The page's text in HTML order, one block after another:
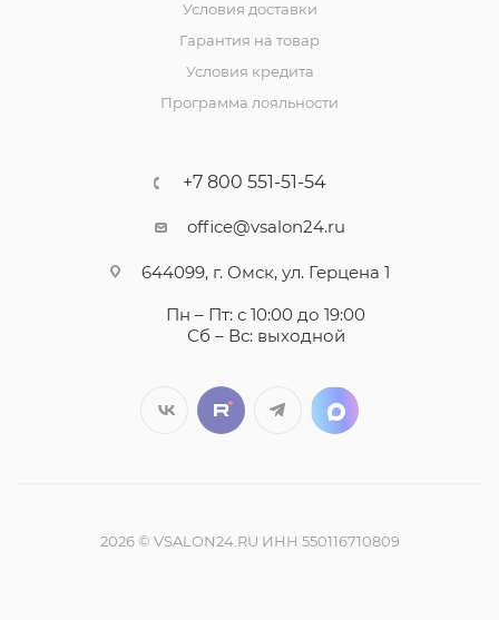
Условия доставки
Гарантия на товар
Условия кредита
Программа лояльности
+7 800 551-51-54
office@vsalon24.ru
644099, г. Омск, ул. Герцена 1
Пн – Пт: с 10:00 до 19:00
Сб – Вс: выходной
2026 © VSALON24.RU ИНН 550116710809